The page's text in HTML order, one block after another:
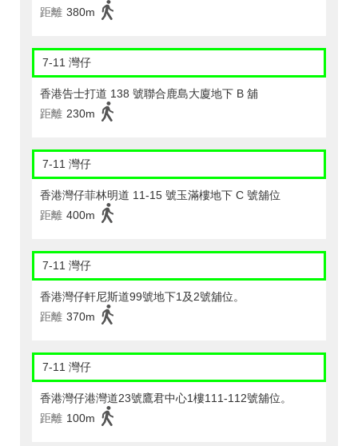
距離 380m
7-11 灣仔
香港告士打道 138 號聯合鹿島大廈地下 B 舖
距離 230m
7-11 灣仔
香港灣仔菲林明道 11-15 號玉滿樓地下 C 號舖位
距離 400m
7-11 灣仔
香港灣仔軒尼斯道99號地下1及2號舖位。
距離 370m
7-11 灣仔
香港灣仔港灣道23號鷹君中心1樓111-112號舖位。
距離 100m